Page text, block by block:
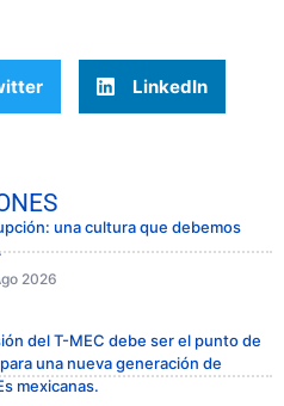
LinkedIn
una cultura que debemos
2026
del T-MEC debe ser el punto de
una nueva generación de
mexicanas.